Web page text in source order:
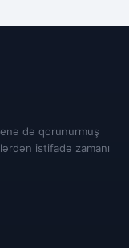
də qorunurmuş
istifadə zamanı